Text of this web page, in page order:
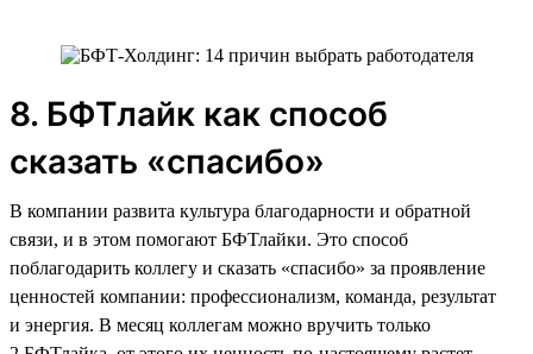
8. БФТлайк как способ
сказать «спасибо»
В компании развита культура благодарности и обратной
связи, и в этом помогают БФТлайки. Это способ
поблагодарить коллегу и сказать «спасибо» за проявление
ценностей компании: профессионализм, команда, результат
и энергия. В месяц коллегам можно вручить только